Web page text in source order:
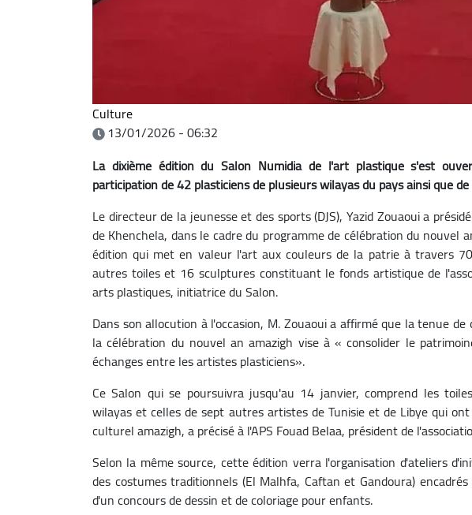
Culture
13/01/2026 - 06:32
La dixième édition du Salon Numidia de l'art plastique s'est
participation de 42 plasticiens de plusieurs wilayas du pays ainsi que
Le directeur de la jeunesse et des sports (DJS), Yazid Zouaoui a
de Khenchela, dans le cadre du programme de célébration du
édition qui met en valeur l'art aux couleurs de la patrie à travers
autres toiles et 16 sculptures constituant le fonds artistique de
arts plastiques, initiatrice du Salon.
Dans son allocution à l'occasion, M. Zouaoui a affirmé que la tenue
la célébration du nouvel an amazigh vise à « consolider le
échanges entre les artistes plasticiens».
Ce Salon qui se poursuivra jusqu'au 14 janvier, comprend les
wilayas et celles de sept autres artistes de Tunisie et de Libye qui
culturel amazigh, a précisé à l'APS Fouad Belaa, président de
Selon la même source, cette édition verra l'organisation d'ateliers
des costumes traditionnels (El Malhfa, Caftan et Gandoura)
d'un concours de dessin et de coloriage pour enfants.